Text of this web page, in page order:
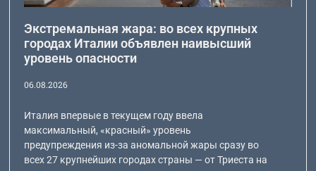
Экстремальная жара: во всех крупных
городах Италии объявлен наивысший
уровень опасности
06.08.2026
Италия впервые в текущем году ввела
максимальный, «красный» уровень
предупреждения из-за аномальной жары сразу во
всех 27 крупнейших городах страны — от Триеста на